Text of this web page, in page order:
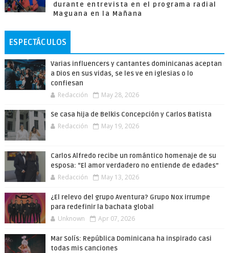
durante entrevista en el programa radial
Maguana en la Mañana
ESPECTÁCULOS
Varias influencers y cantantes dominicanas aceptan
a Dios en sus vidas, se les ve en iglesias o lo
confiesan
Redacción May 28, 2026
Se casa hija de Belkis Concepción y Carlos Batista
Redacción May 19, 2026
Carlos Alfredo recibe un romántico homenaje de su
esposa: “El amor verdadero no entiende de edades”
Redacción May 13, 2026
¿El relevo del grupo Aventura? Grupo Nox irrumpe
para redefinir la bachata global
Unknown Apr 07, 2026
Mar Solís: República Dominicana ha inspirado casi
todas mis canciones